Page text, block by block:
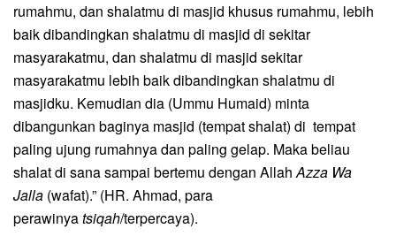
rumahmu, dan shalatmu di masjid khusus rumahmu, lebih
baik dibandingkan shalatmu di masjid di sekitar
masyarakatmu, dan shalatmu di masjid sekitar
masyarakatmu lebih baik dibandingkan shalatmu di
masjidku. Kemudian dia (Ummu Humaid) minta
dibangunkan baginya masjid (tempat shalat) di tempat
paling ujung rumahnya dan paling gelap. Maka beliau
shalat di sana sampai bertemu dengan AllahAzza Wa
Jalla (wafat).” (HR. Ahmad, para
perawinyatsiqah/terpercaya).